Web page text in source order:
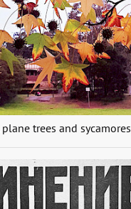
trees and sycamores